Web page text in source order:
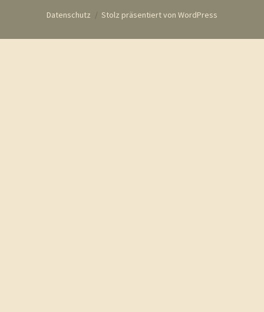
Datenschutz Stolz präsentiert von WordPress